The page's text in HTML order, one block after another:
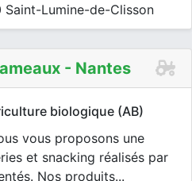
Saint-Lumine-de-Clisson
- Nantes
biologique (AB)
vous proposons une
et snacking réalisés par
Nos produits...